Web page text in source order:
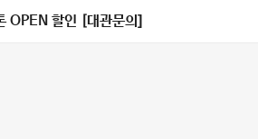
OPEN 할인 [대관문의]